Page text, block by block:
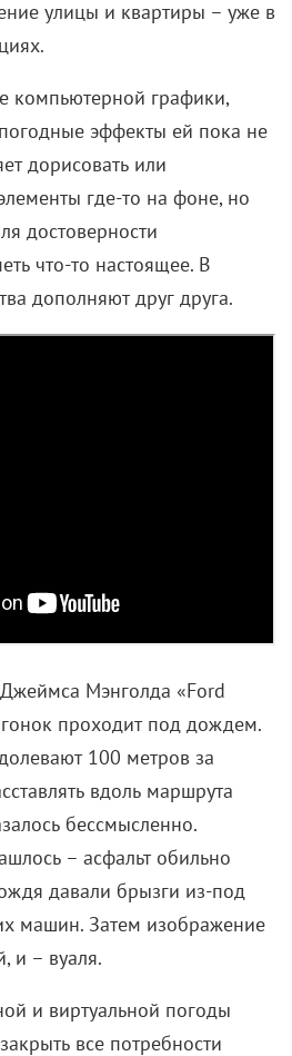
фильма Аки Каурисмяки «Я
Лео. В «Вы умрете…»
однако жизнь его
до того, что депрессивный
(Анайрин Барнард) теряет
за суицидальных
ему приходит киллер-
которого также
онне выполнил годовую
расстанется с
– на усмотрение убийцы.
теперь им надо срочно
контракт.
кино тесно
проблемами
на реальную сводку по
Герои тоже
харизматичнее
Лесли – джентльмен
в чем-то
степени милый.
вышел не самый